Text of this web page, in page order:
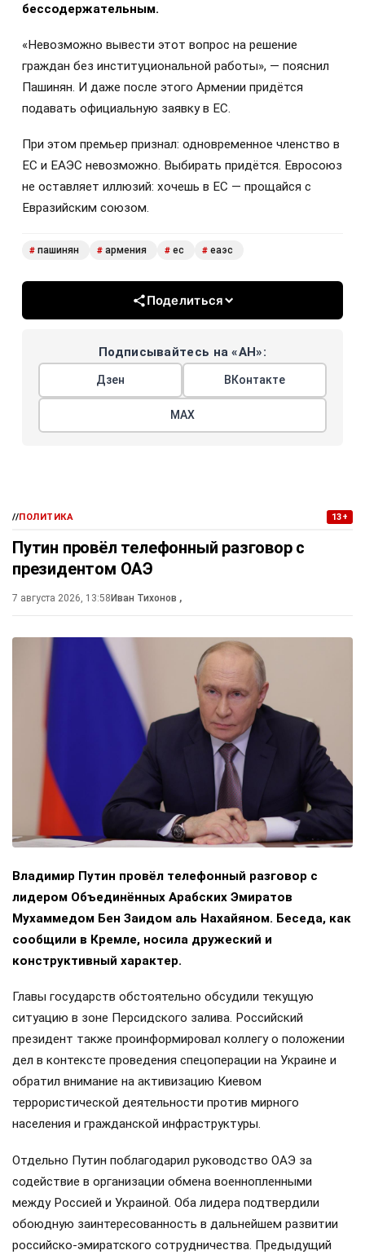
бессодержательным.
«Невозможно вывести этот вопрос на решение
граждан без институциональной работы», — пояснил
Пашинян. И даже после этого Армении придётся
подавать официальную заявку в ЕС.
При этом премьер признал: одновременное членство в
ЕС и ЕАЭС невозможно. Выбирать придётся. Евросоюз
не оставляет иллюзий: хочешь в ЕС — прощайся с
Евразийским союзом.
# пашинян # армения # ес # еаэс
Поделиться
Подписывайтесь на «АН»:
Дзен ВКонтакте
МАХ
//ПОЛИТИКА 13+
Путин провёл телефонный разговор с
президентом ОАЭ
7 августа 2026, 13:58 Иван Тихонов ,
Владимир Путин провёл телефонный разговор с
лидером Объединённых Арабских Эмиратов
Мухаммедом Бен Заидом аль Нахайяном. Беседа, как
сообщили в Кремле, носила дружеский и
конструктивный характер.
Главы государств обстоятельно обсудили текущую
ситуацию в зоне Персидского залива. Российский
президент также проинформировал коллегу о положении
дел в контексте проведения спецоперации на Украине и
обратил внимание на активизацию Киевом
террористической деятельности против мирного
населения и гражданской инфраструктуры.
Отдельно Путин поблагодарил руководство ОАЭ за
содействие в организации обмена военнопленными
между Россией и Украиной. Оба лидера подтвердили
обоюдную заинтересованность в дальнейшем развитии
российско-эмиратского сотрудничества. Предыдущий